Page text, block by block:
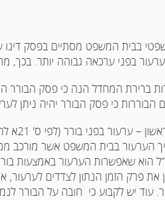
בבית המשפט מסתיים בפסק
ערעור בפני ערכאה גבוהה יותר.
ברירת המחדל הנה כי פסק הבורר
הבוררות כי פסק הבורר יהיה ניתן
הערעור בבית המשפט אשר מורכב
הוא שאפשרות הערעור באמצעות
את פרק הזמן הנתון לצדדים
עוד יש לקבוע כי חובה על הבורר